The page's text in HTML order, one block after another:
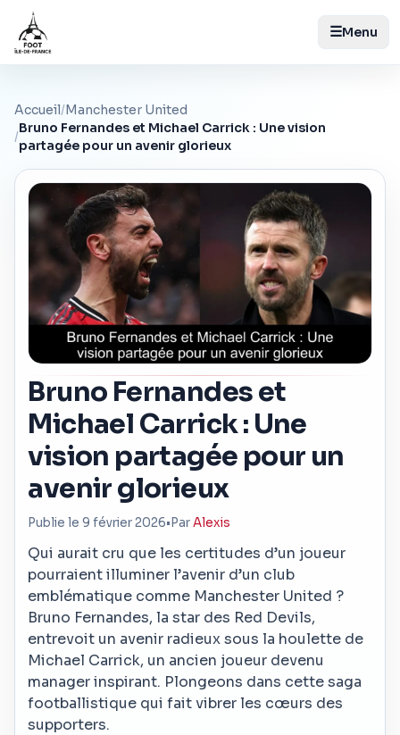
☰Menu
Accueil/Manchester United
/
Bruno Fernandes et Michael Carrick : Une vision
partagée pour un avenir glorieux
Bruno Fernandes et
Michael Carrick : Une
vision partagée pour un
avenir glorieux
Publie le 9 février 2026• ParAlexis
Qui aurait cru que les certitudes d’un joueur
pourraient illuminer l’avenir d’un club
emblématique comme Manchester United ?
Bruno Fernandes, la star des Red Devils,
entrevoit un avenir radieux sous la houlette de
Michael Carrick, un ancien joueur devenu
manager inspirant. Plongeons dans cette saga
footballistique qui fait vibrer les cœurs des
supporters.